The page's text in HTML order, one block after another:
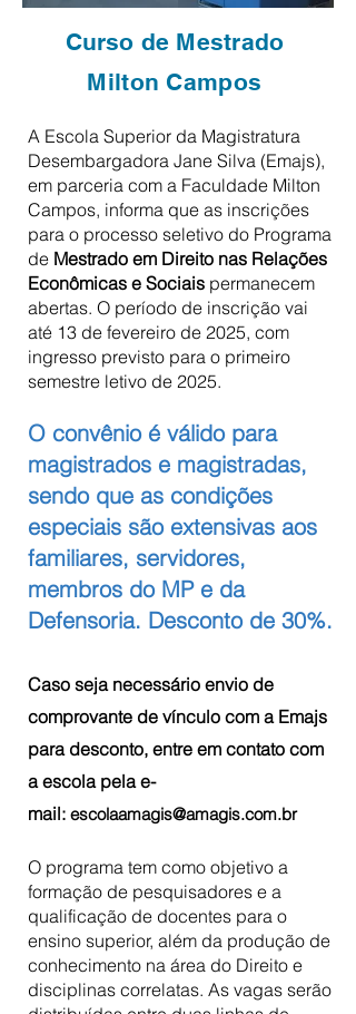
Curso de Mestrado
Milton Campos
A Escola Superior da Magistratura
Desembargadora Jane Silva (Emajs),
em parceria com a Faculdade Milton
Campos, informa que as inscrições
para o processo seletivo do Programa
de Mestrado em Direito nas Relações
Econômicas e Sociais permanecem
abertas. O período de inscrição vai
até 13 de fevereiro de 2025, com
ingresso previsto para o primeiro
semestre letivo de 2025.
O convênio é válido para
magistrados e magistradas,
sendo que as condições
especiais são extensivas aos
familiares, servidores,
membros do MP e da
Defensoria. Desconto de 30%.
Caso seja necessário envio de
comprovante de vínculo com a Emajs
para desconto, entre em contato com
a escola pela e-
mail: escolaamagis@amagis.com.br
O programa tem como objetivo a
formação de pesquisadores e a
qualificação de docentes para o
ensino superior, além da produção de
conhecimento na área do Direito e
disciplinas correlatas. As vagas serão